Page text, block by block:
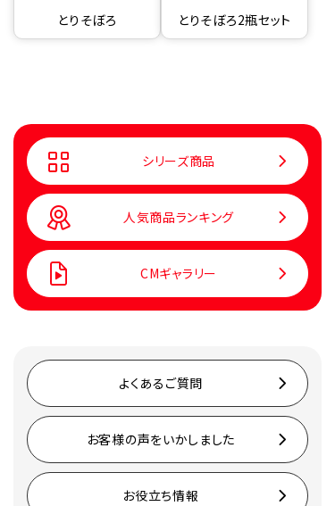
とりそぼろ とりそぼろ2瓶セット
シリーズ商品
人気商品ランキング
CMギャラリー
よくあるご質問
お客様の声をいかしました
お役立ち情報